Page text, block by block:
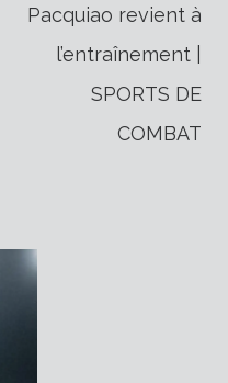
Pacquiao revient à
l’entraînement |
SPORTS DE
COMBAT